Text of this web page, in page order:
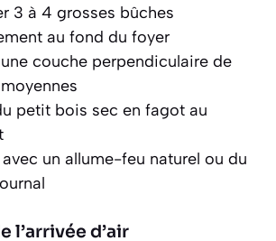
3 à 4 grosses bûches
au fond du foyer
couche perpendiculaire de
petit bois sec en fagot au
un allume-feu naturel ou du
l’arrivée d’air